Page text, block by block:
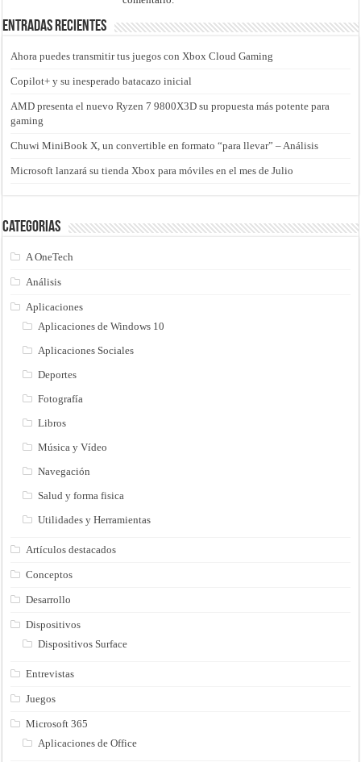
Entradas recientes
Ahora puedes transmitir tus juegos con Xbox Cloud Gaming
Copilot+ y su inesperado batacazo inicial
AMD presenta el nuevo Ryzen 7 9800X3D su propuesta más potente para
gaming
Chuwi MiniBook X, un convertible en formato “para llevar” – Análisis
Microsoft lanzará su tienda Xbox para móviles en el mes de Julio
Categorias
A OneTech
Análisis
Aplicaciones
Aplicaciones de Windows 10
Aplicaciones Sociales
Deportes
Fotografía
Libros
Música y Vídeo
Navegación
Salud y forma fisica
Utilidades y Herramientas
Artículos destacados
Conceptos
Desarrollo
Dispositivos
Dispositivos Surface
Entrevistas
Juegos
Microsoft 365
Aplicaciones de Office